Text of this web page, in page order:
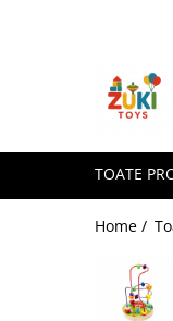
Toate Produsele
Jucarii pentru calatorii
Recomandari Zuki
Cadouri pentru Copii
Cadouri Aniversare
Cadouri de Sarbatori
Cadouri dupa Buget
TOATE
Home /